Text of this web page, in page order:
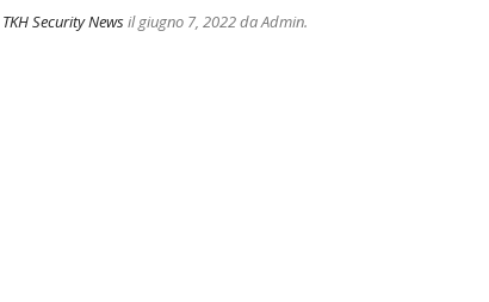
TKH Security Newsil giugno 7, 2022da Admin.